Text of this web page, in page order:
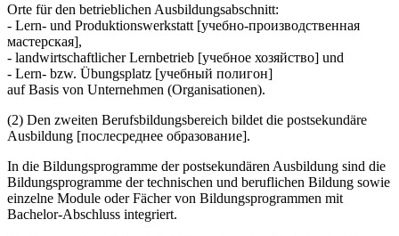
Orte für den betrieblichen Ausbildungsabschnitt:
- Lern- und Produktionswerkstatt [учебно-производственная
мастерская],
- landwirtschaftlicher Lernbetrieb [учебное хозяйство] und
- Lern- bzw. Übungsplatz [учебный полигон]
auf Basis von Unternehmen (Organisationen).
(2) Den zweiten Berufsbildungsbereich bildet die postsekundäre
Ausbildung [послесреднее образование].
In die Bildungsprogramme der postsekundären Ausbildung sind die
Bildungsprogramme der technischen und beruflichen Bildung sowie
einzelne Module oder Fächer von Bildungsprogrammen mit
Bachelor-Abschluss integriert.